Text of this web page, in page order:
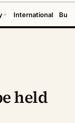
International
held